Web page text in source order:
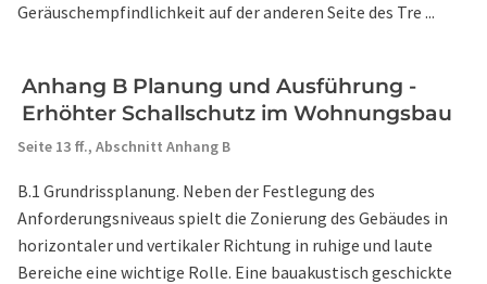
Geräuschempfindlichkeit auf der anderen Seite des Tre ...
Anhang B Planung und Ausführung -
Erhöhter Schallschutz im Wohnungsbau
Seite 13 ff., Abschnitt Anhang B
B.1 Grundrissplanung. Neben der Festlegung des
Anforderungsniveaus spielt die Zonierung des Gebäudes in
horizontaler und vertikaler Richtung in ruhige und laute
Bereiche eine wichtige Rolle. Eine bauakustisch geschickte